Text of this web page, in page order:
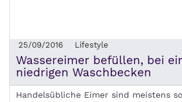
25/09/2016 Lifestyle
Wassereimer befüllen, bei
niedrigen Waschbecken
Handelsübliche Eimer sind meistens